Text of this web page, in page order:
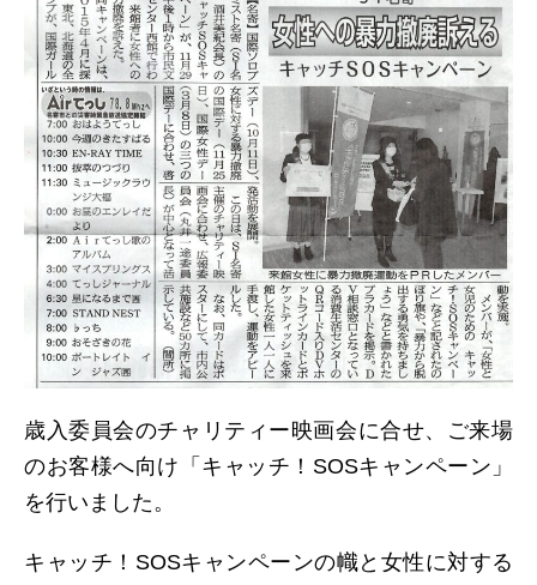
歳入委員会のチャリティー映画会に合せ、ご来場
のお客様へ向け「キャッチ！SOSキャンペーン」
を行いました。
キャッチ！SOSキャンペーンの幟と女性に対する